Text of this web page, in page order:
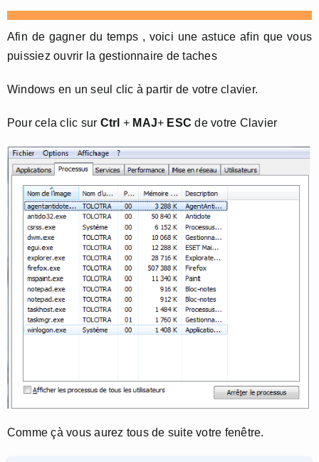
Afin de gagner du temps , voici une astuce afin que vous
puissiez ouvrir la gestionnaire de taches
Windows en un seul clic à partir de votre clavier.
Pour cela clic sur Ctrl + MAJ+ ESC de votre Clavier
Comme çà vous aurez tous de suite votre fenêtre.